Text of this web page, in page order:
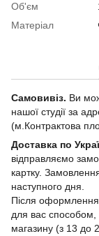
Об'єм
Матеріал
Самовивіз. Ви
нашої студії за
(м.Контрактова
Доставка по
відправляємо
картку.
наступного дня.
Після
для вас способом,
магазину (з 13 до